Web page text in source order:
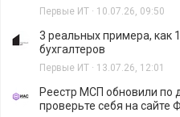
Первые ИТ · 10.07.26, 09:50
3 реальных примера, как
бухгалтеров
Первые ИТ · 13.07.26, 12:01
Реестр МСП обновили по
проверьте себя на сайте